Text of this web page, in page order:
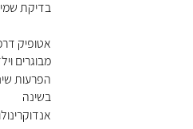
בדיקת
אטופיק
מבוגרים
הפרעות
בשינה